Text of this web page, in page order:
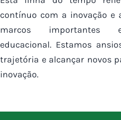
contínuo com a inovação e
marcos importantes
educacional. Estamos
trajetória e alcançar novos
inovação.